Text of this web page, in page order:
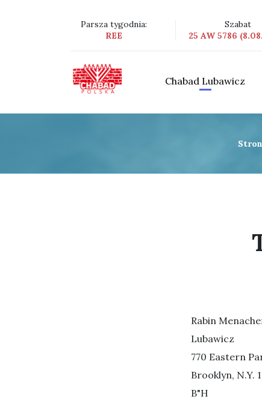
Parsza tygodnia:
REE
Szabat
25 AW 5786
Chabad Lubawicz
Rabin
Lubawicz
770 Eastern
Brooklyn, N.Y.
B"H